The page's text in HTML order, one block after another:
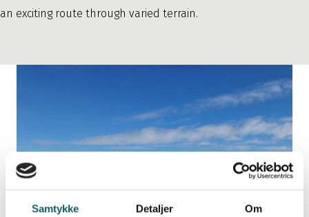
Samtykke Detaljer Om
an exciting route through varied terrain.